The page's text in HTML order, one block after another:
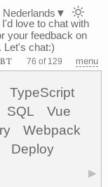
I'd love to chat with
your feedback on
Let's chat:)
76 of 129 menu
TypeScript
SQL
Vue
Webpack
Deploy
▶
Nederlands ▼